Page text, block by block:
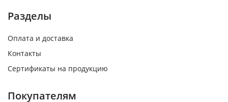
Разделы
Оплата и доставка
Контакты
Сертификаты на продукцию
Покупателям